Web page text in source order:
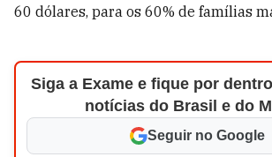
60 dólares, para os 60% de famílias
Siga a Exame e fique por
notícias do Brasil e do
Seguir no Google